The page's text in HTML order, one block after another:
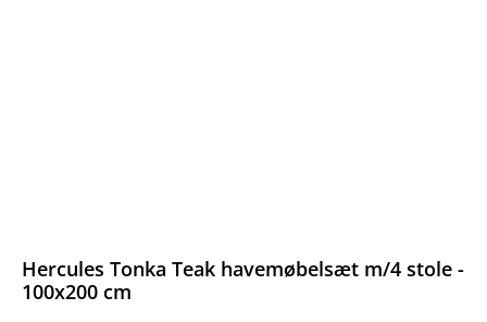
Hercules Tonka Teak havemøbelsæt m/4 stole -
100x200 cm